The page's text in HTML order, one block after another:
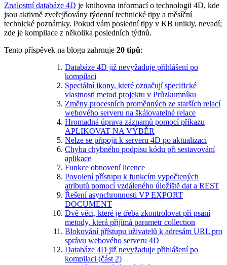
Znalostní databáze 4D je knihovna informací o technologii 4D, kde
jsou aktivně zveřejňovány týdenní technické tipy a měsíční
technické poznámky. Pokud vám poslední tipy v KB unikly, nevadí;
zde je kompilace z několika posledních týdnů.
Tento příspěvek na blogu zahrnuje 20 tipů:
Databáze 4D již nevyžaduje přihlášení po
kompilaci
Speciální ikony, které označují specifické
vlastnosti metod projektu v Průzkumníku
Změny procesních proměnných ze starších relací
webového serveru na škálovatelné relace
Hromadná úprava záznamů pomocí příkazu
APLIKOVAT NA VÝBĚR
Nelze se připojit k serveru 4D po aktualizaci
Chyba chybného podpisu kódu při sestavování
aplikace
Funkce obnovení licence
Povolení přístupu k funkcím vypočtených
atributů pomocí vzdáleného úložiště dat a REST
Řešení asynchronnosti VP EXPORT
DOCUMENT
Dvě věci, které je třeba zkontrolovat při psaní
metody, která přijímá parametr collection
Blokování přístupu uživatelů k adresám URL pro
správu webového serveru 4D
Databáze 4D již nevyžaduje přihlášení po
kompilaci (část 2)